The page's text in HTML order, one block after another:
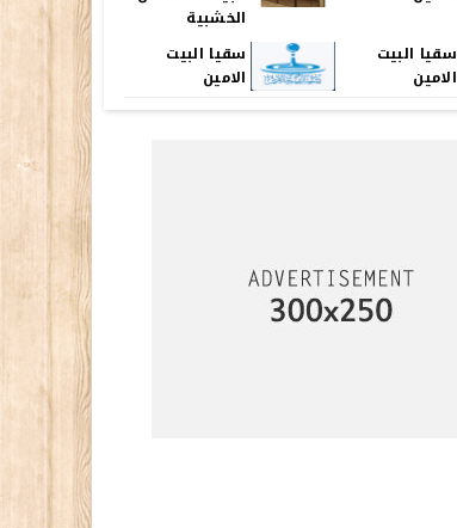
سقيا البيت
الامين
سقيا البيت
الامين
الخشبية